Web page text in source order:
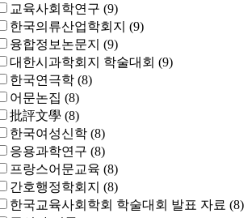
교육사회학연구 (9)
한국의류산업학회지 (9)
융합정보논문지 (9)
대한시과학회지 학술대회 (9)
한국연극학 (8)
어문논집 (8)
批評文學 (8)
한국여성신학 (8)
응용과학연구 (8)
프랑스어문교육 (8)
간호행정학회지 (8)
한국교육사회학회 학술대회 발표 자료 (8)